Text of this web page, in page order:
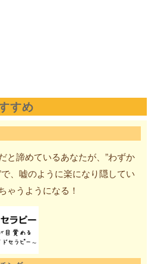
すめ
と諦めているあなたが、”わずか
、嘘のように楽になり隠してい
ゃうようになる！